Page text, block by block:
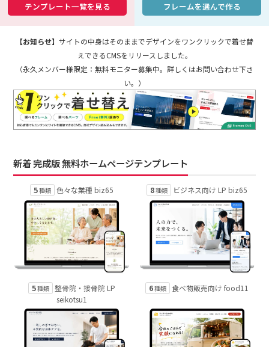
テンプレート一覧を見る フレームを選んで作る
【お知らせ】 サイトの中身はそのままでデザインをワンクリックで着せ替
えできるCMSをリリースしました。
（永久メンバー様限定：無料モニター募集中。詳しくはお問い合わせ下さ
い。）
新着 完成版 無料ホームページテンプレート
5種類 色々な業種 biz65 8種類 ビジネス向け LP biz65
5種類
整骨院・接骨院 LP
seikotsu1
6種類 食べ物販売向け food11